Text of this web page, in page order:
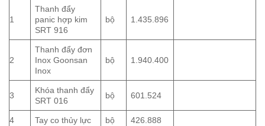
1
Thanh đẩy
panic hợp kim
SRT 916
bộ 1.435.896
2
Thanh đẩy đơn
Inox Goonsan
Inox
bộ 1.940.400
3
Khóa thanh đẩy
SRT 016
bộ 601.524
4 Tay co thủy lực bộ 426.888